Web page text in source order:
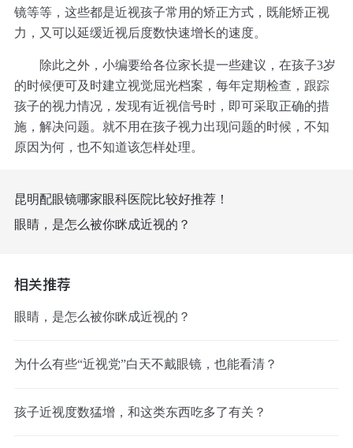
镜等等，这些都是近视孩子常用的矫正方式，既能矫正视
力，又可以延缓近视后度数快速增长的速度。
除此之外，小编要给各位家长提一些建议，在孩子3岁
的时候便可及时建立视觉屈光档案，每年定期检查，跟踪
孩子的视力情况，发现有近视信号时，即可采取正确的措
施，解决问题。就不用在孩子视力出现问题的时候，不知
原因为何，也不知道该怎样处理。
昆明配眼镜哪家眼科医院比较好推荐！
眼睛，是怎么被你眯成近视的？
相关推荐
眼睛，是怎么被你眯成近视的？
为什么有些“近视党”白天不戴眼镜，也能看清？
孩子近视度数猛增，和这类东西吃多了有关？